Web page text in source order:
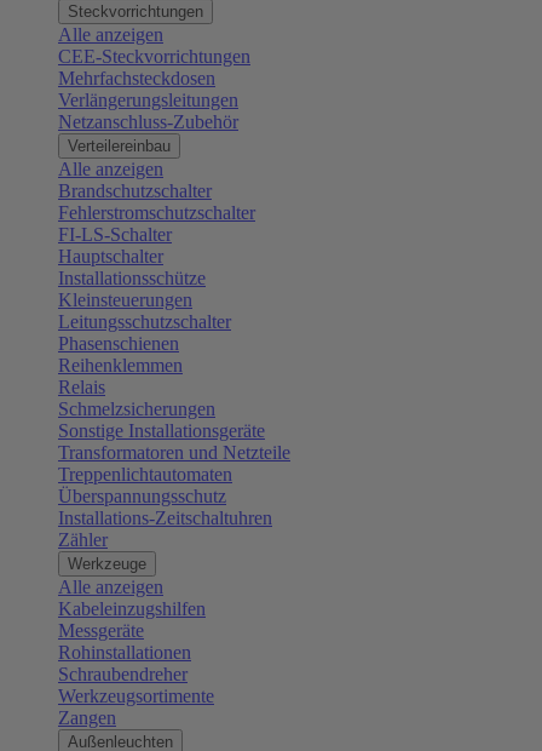
Steckvorrichtungen
Alle anzeigen
CEE-Steckvorrichtungen
Mehrfachsteckdosen
Verlängerungsleitungen
Netzanschluss-Zubehör
Verteilereinbau
Alle anzeigen
Brandschutzschalter
Fehlerstromschutzschalter
FI-LS-Schalter
Hauptschalter
Installationsschütze
Kleinsteuerungen
Leitungsschutzschalter
Phasenschienen
Reihenklemmen
Relais
Schmelzsicherungen
Sonstige Installationsgeräte
Transformatoren und Netzteile
Treppenlichtautomaten
Überspannungsschutz
Installations-Zeitschaltuhren
Zähler
Werkzeuge
Alle anzeigen
Kabeleinzugshilfen
Messgeräte
Rohinstallationen
Schraubendreher
Werkzeugsortimente
Zangen
Außenleuchten